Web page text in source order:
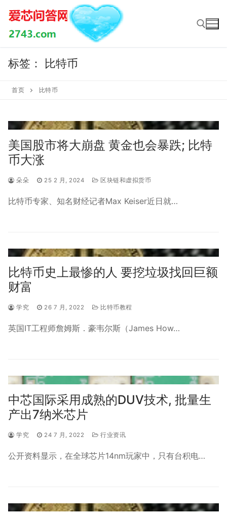
Skip
content
标签： 比特币
首页 比特币
美国股市将大崩盘 黄金也会暴跌; 比特
币大涨
朵朵 25 2 月, 2024 区块链和虚拟货币
比特币专家、知名财经记者Max Keiser近日就…
比特币史上最惨的人 要挖垃圾找回巨额
财富
学究 26 7 月, 2022 比特币教程
英国IT工程师詹姆斯．豪韦尔斯（James How…
中芯国际采用成熟的DUV技术, 批量生
产出7纳米芯片
学究 24 7 月, 2022 行业资讯
公开资料显示，在全球芯片14nm玩家中，只有台积电…